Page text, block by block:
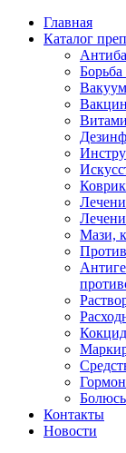
Главная
Каталог
Мази,
Контакты
Новости